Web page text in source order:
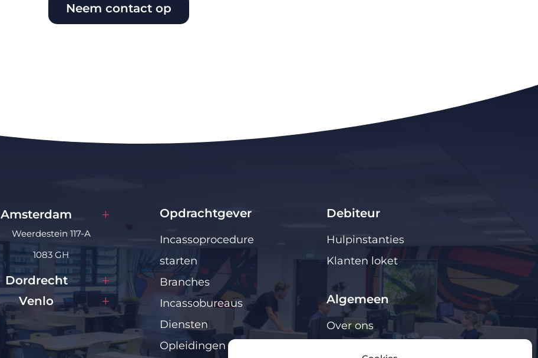
Neem contact op
Amsterdam
Weerdestein 117-A
1083 GH
Dordrecht
Venlo
Opdrachtgever
Incassoprocedure
starten
Branches
Incassobureaus
Diensten
Opleidingen
Debiteur
Hulpinstanties
Klanten loket
Algemeen
Over ons